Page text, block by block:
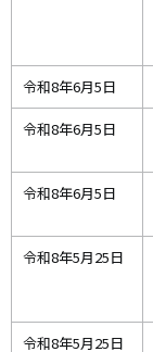
令和8年6月5日
令和8年6月5日
令和8年6月5日
令和8年5月25日
令和8年5月25日